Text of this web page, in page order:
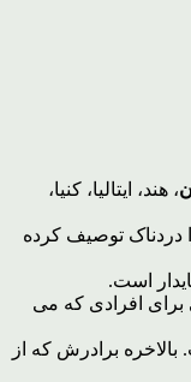
، هند، ایتالیا، کنیا،
دردناک توصیف کرده
است.
برای افرادی که می
برادرش که از